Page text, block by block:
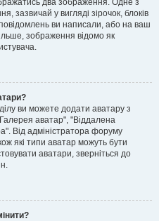
два зображення. Одне з
зазвичай у вигляді зірочок, блоків
повідомлень ви написали, або на ваш
зображення відомо як
ви можете додати аватару з
аватар", "Віддалена
Від адміністратора форуму
які типи аватар можуть бути
аватари, зверніться до